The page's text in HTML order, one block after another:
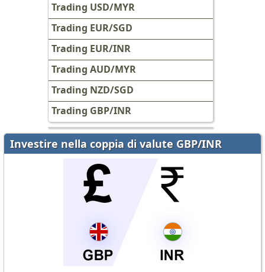
Trading USD/MYR
Trading EUR/SGD
Trading EUR/INR
Trading AUD/MYR
Trading NZD/SGD
Trading GBP/INR
Investire nella coppia di valute GBP/INR